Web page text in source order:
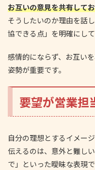
お互いの意見を共有して
そうしたいのか理由を話
協できる点」を明確にして
感情的にならず、お互い
姿勢が重要です。
要望が営業担
自分の理想とするイメー
伝えるのは、意外と難し
で」といった曖昧な表現